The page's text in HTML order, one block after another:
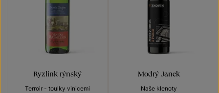
Ryzlink rýnský
Terroir - toulky vinicemi
Modrý Janek
Naše klenoty